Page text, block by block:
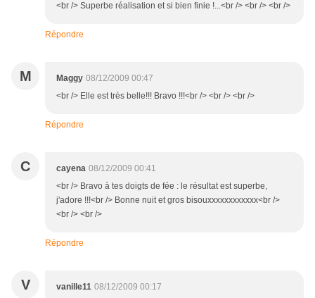
<br /> Superbe réalisation et si bien finie !...<br /> <br /> <br />
Répondre
M Maggy 08/12/2009 00:47
<br /> Elle est très belle!!! Bravo !!!<br /> <br /> <br />
Répondre
C cayena 08/12/2009 00:41
<br /> Bravo à tes doigts de fée : le résultat est superbe,
j'adore !!!<br /> Bonne nuit et gros bisouxxxxxxxxxxxx<br />
<br /> <br />
Répondre
V vanille11 08/12/2009 00:17